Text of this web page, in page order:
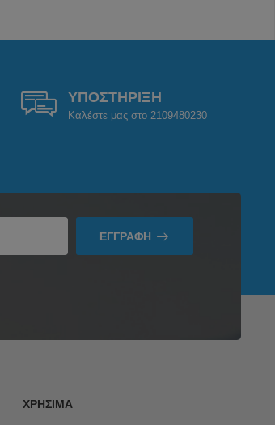
ΥΠΟΣΤΗΡΙΞΗ
Καλέστε μας στο 2109480230
ΕΓΓΡΑΦΉ
ΧΡΉΣΙΜΑ